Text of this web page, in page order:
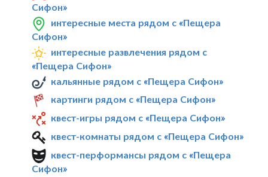
Сифон»
интересные места рядом с «Пещера
Сифон»
интересные развлечения рядом с
«Пещера Сифон»
кальянные рядом с «Пещера Сифон»
картинги рядом с «Пещера Сифон»
квест-игры рядом с «Пещера Сифон»
квест-комнаты рядом с «Пещера Сифон»
квест-перформансы рядом с «Пещера
Сифон»